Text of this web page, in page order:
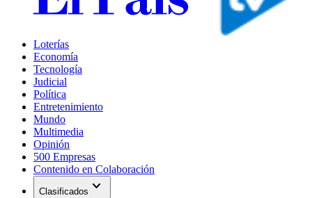
Loterías
Economía
Tecnología
Judicial
Política
Entretenimiento
Mundo
Multimedia
Opinión
500 Empresas
Contenido en Colaboración
Clasificados expand_more